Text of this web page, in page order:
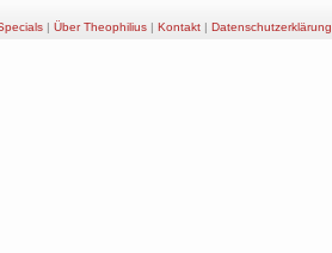
| Über Theophilius| Kontakt| Datenschutzerklärung